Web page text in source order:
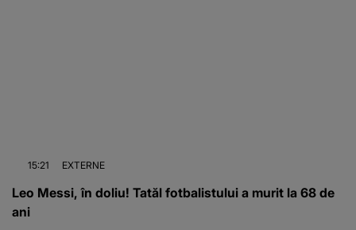
15:21 EXTERNE
Leo Messi, în doliu! Tatăl fotbalistului a murit la 68 de
ani